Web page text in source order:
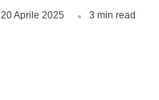
20 Aprile 2025 3 min read